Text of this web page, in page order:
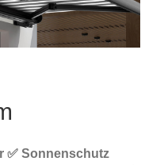
✅ Sonnenschutz